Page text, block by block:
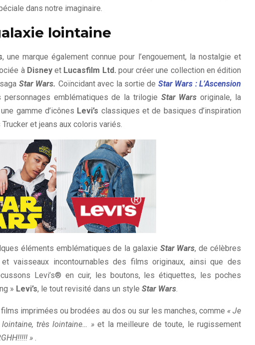
dans notre imaginaire.
lointaine
, une marque également connue pour l’engouement, la nostalgie et
à Disneyet Lucasfilm Ltd. pour créer une collection en édition
Star Wars. Coïncidant avec la sortie de Star Wars : L’Ascension
emblématiques de la trilogie Star Wars originale, la
gamme d’icônes Levi’s classiques et de basiques d’inspiration
et jeans aux coloris variés.
éléments emblématiques de la galaxie Star Wars, de célèbres
vaisseaux incontournables des films originaux, ainsi que des
Levi’s® en cuir, les boutons, les étiquettes, les poches
» Levi’s, le tout revisité dans un style Star Wars.
imprimées ou brodées au dos ou sur les manches, comme « Je
très lointaine… »et la meilleure de toute, le rugissement
» .